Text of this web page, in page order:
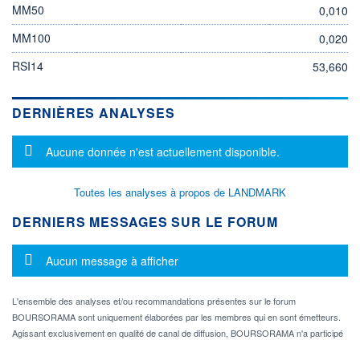
MM50
0,010
MM100
0,020
RSI14
53,660
DERNIÈRES ANALYSES
Message d'information
Aucune donnée n'est actuellement disponible.
Toutes les analyses à propos de LANDMARK
DERNIERS MESSAGES SUR LE FORUM
Message d'information
Aucun message à afficher
L'ensemble des analyses et/ou recommandations présentes sur le forum
BOURSORAMA sont uniquement élaborées par les membres qui en sont émetteurs.
Agissant exclusivement en qualité de canal de diffusion, BOURSORAMA n'a participé